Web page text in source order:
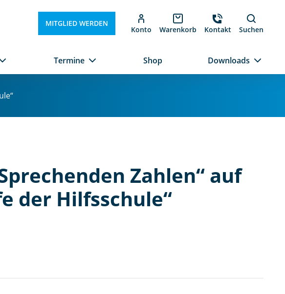
MITGLIED WERDEN
Konto Warenkorb Kontakt Suchen
Termine Shop Downloads
Zahlen“ auf
der Hilfsschule“